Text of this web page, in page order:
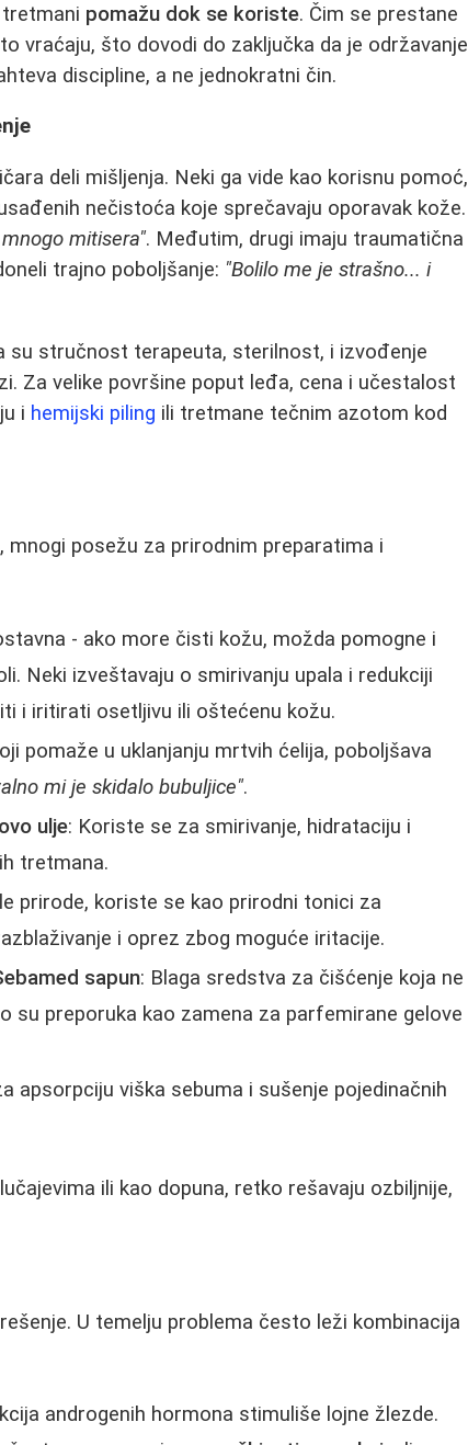
pomažu dok se koriste. Čim se prestane
vraćaju, što dovodi do zaključka da je održavanje
discipline, a ne jednokratni čin.
deli mišljenja. Neki ga vide kao korisnu pomoć,
nečistoća koje sprečavaju oporavak kože.
mitisera". Međutim, drugi imaju traumatična
trajno poboljšanje: "Bolilo me je strašno... i
su stručnost terapeuta, sterilnost, i izvođenje
Za velike površine poput leđa, cena i učestalost
i hemijski piling ili tretmane tečnim azotom kod
posežu za prirodnim preparatima i
- ako more čisti kožu, možda pomogne i
Neki izveštavaju o smirivanju upala i redukciji
i iritirati osetljivu ili oštećenu kožu.
pomaže u uklanjanju mrtvih ćelija, poboljšava
mi je skidalo bubuljice".
ulje: Koriste se za smirivanje, hidrataciju i
tretmana.
prirode, koriste se kao prirodni tonici za
i oprez zbog moguće iritacije.
sapun: Blaga sredstva za čišćenje koja ne
su preporuka kao zamena za parfemirane gelove
apsorpciju viška sebuma i sušenje pojedinačnih
ili kao dopuna, retko rešavaju ozbiljnije,
U temelju problema često leži kombinacija
androgenih hormona stimuliše lojne žlezde.